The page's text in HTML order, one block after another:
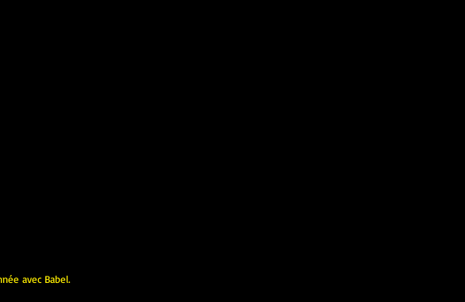
avec Babel.